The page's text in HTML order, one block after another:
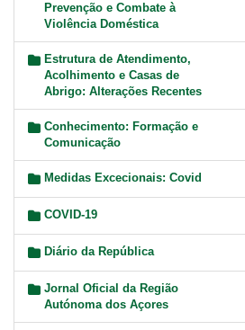
Prevenção e Combate à
Violência Doméstica
Estrutura de Atendimento,
Acolhimento e Casas de
Abrigo: Alterações Recentes
Conhecimento: Formação e
Comunicação
Medidas Excecionais: Covid
COVID-19
Diário da República
Jornal Oficial da Região
Autónoma dos Açores